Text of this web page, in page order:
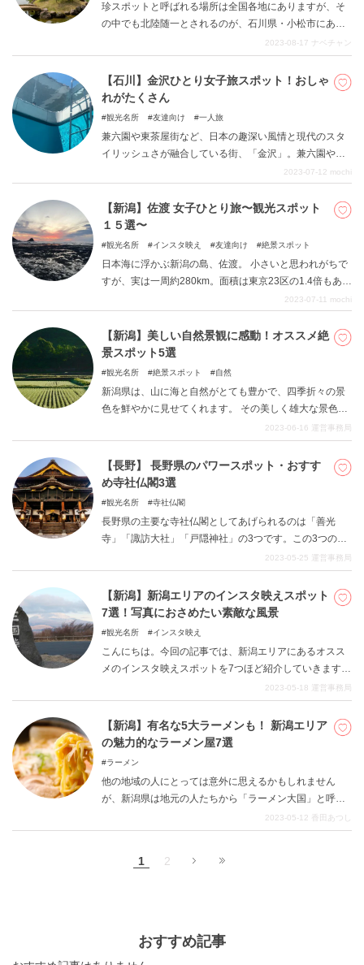
珍スポットと呼ばれる場所は全国各地にありますが、そ
の中でも北陸随一とされるのが、石川県・小松市にある
ハニベ岩窟院（がんくついん）です。当記事では仏の世
界と地獄が同時に見られると話題のカオス施設、ハニベ
岩窟院についてご紹介します。
2023-08-17 ナベチャン
【石川】金沢ひとり女子旅スポット！おしゃ
れがたくさん
観光名所 友達向け 一人旅
兼六園や東茶屋街など、日本の趣深い風情と現代のスタ
イリッシュさが融合している街、「金沢」。兼六園や東
茶屋街など、日本人だけでなく外国からの観光客からも
記事では、金沢の人気観光地をたくさんご紹介します。
金沢は交通アクセスもよく、新幹線からのアクセスも抜
群なので、初めてのひとり旅にとってもおすすめな場所
2023-07-12 mochi
【新潟】佐渡 女子ひとり旅〜観光スポット
１５選〜
観光名所 インスタ映え 友達向け 絶景スポット
日本海に浮かぶ新潟の島、佐渡。 小さいと思われがちで
すが、実は一周約280km。面積は東京23区の1.4倍もある
んです。 本州最大の広い島に、約5万人の人々が暮らし
ずか約3時間30分で行くことができます。 新潟沖に浮か
ぶ島なのに、まわりを流れる対馬暖流のおかげで冬は暖
かく雪がかなり少ない！ 恵まれた四季のなかで、日本
おすすめの記事です。 本記事を参考に佐渡へ旅行してみ
2023-07-11 mochi
【新潟】美しい自然景観に感動！オススメ絶
景スポット5選
観光名所 絶景スポット 自然
新潟県は、山に海と自然がとても豊かで、四季折々の景
色を鮮やかに見せてくれます。 その美しく雄大な景色は
とても感動的で、心を解放してくれます。本記事では、
そんな新潟県のオススメ絶景スポットをご紹介いたしま
す。
2023-06-16 運営事務局
【長野】 長野県のパワースポット・おすす
め寺社仏閣3選
観光名所 寺社仏閣
長野県の主要な寺社仏閣としてあげられるのは「善光
寺」「諏訪大社」「戸隠神社」の3つです。この3つの寺
社はご利益が感じられる荘厳なムードがしっかりありな
がら、参拝客に楽しんでもらおうという工夫も凝らされ
ています。本記事では、長野県のパワースポットとされ
ているこの3つの寺社についてわかりやすくまとめて、御
介していきます。 意外な魅力があふれる3つのパワース
ポットを巡りながら、おしゃれで趣のある写真も撮れる
2023-05-25 運営事務局
【新潟】新潟エリアのインスタ映えスポット
7選！写真におさめたい素敵な風景
観光名所 インスタ映え
こんにちは。今回の記事では、新潟エリアにあるオスス
メのインスタ映えスポットを7つほど紹介していきます。
新潟エリアと言えば、お米の生育が豊かな土地というこ
とは周知の事実ですが、その雰囲気も相まって和風の落
ち着いた雰囲気が広がっています。都会のキラキラ感で
はなかなか堪能できない、大人向けの空気感がクセにな
2023-05-18 運営事務局
【新潟】有名な5大ラーメンも！ 新潟エリア
の魅力的なラーメン屋7選
ラーメン
他の地域の人にとっては意外に思えるかもしれません
が、新潟県は地元の人たちから「ラーメン大国」と呼ば
れるほどラーメンが発展している地域です。特筆すべき
は新潟5大ラーメンと呼ばれる主要な5つのカテゴリー
潟あっさり醤油」「三条カレー」という内容。とはいえ
2023-05-12 香田あつし
1 2
おすすめ記事